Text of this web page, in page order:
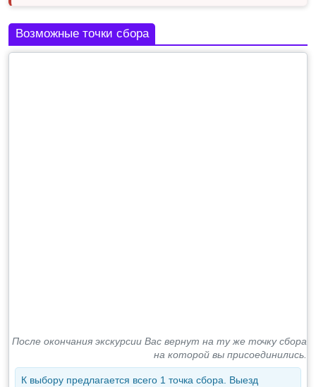
Возможные точки сбора
После окончания экскурсии Вас вернут на ту же точку сбора
на которой вы присоединились.
К выбору предлагается всего 1 точка сбора. Выезд